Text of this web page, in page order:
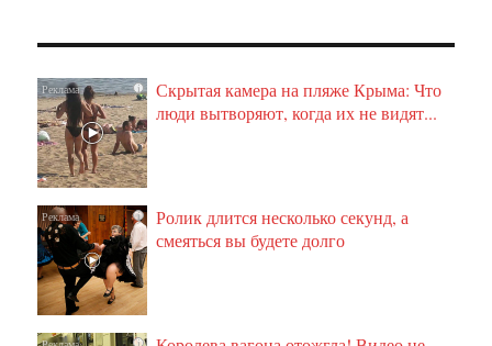
i
Скрытая камера на пляже Крыма: Что
люди вытворяют, когда их не видят...
i
Ролик длится несколько секунд, а
смеяться вы будете долго